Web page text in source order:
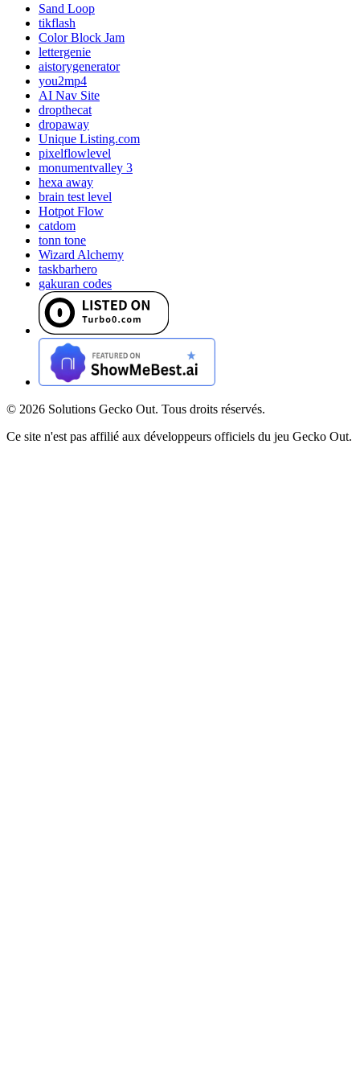
Sand Loop
tikflash
Color Block Jam
lettergenie
aistorygenerator
you2mp4
AI Nav Site
dropthecat
dropaway
Unique Listing.com
pixelflowlevel
monumentvalley 3
hexa away
brain test level
Hotpot Flow
catdom
tonn tone
Wizard Alchemy
taskbarhero
gakuran codes
© 2026 Solutions Gecko Out. Tous droits réservés.
Ce site n'est pas affilié aux développeurs officiels du jeu Gecko Out.